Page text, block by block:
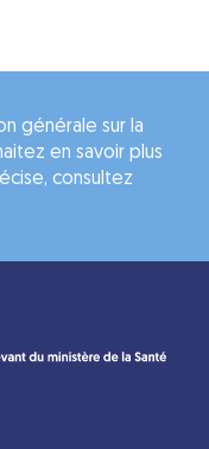
générale sur la
en savoir plus
consultez